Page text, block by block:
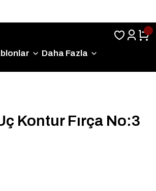
Daha Fazla
Kontur Fırça No:3